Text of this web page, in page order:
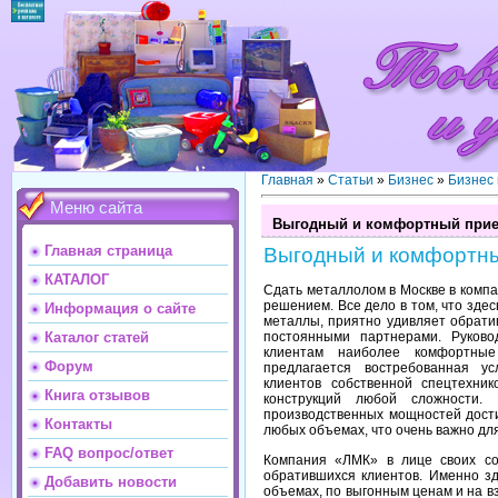
Меню сайта
Главная страница
КАТАЛОГ
Информация о сайте
Каталог статей
Форум
Книга отзывов
Контакты
FAQ вопрос/ответ
Добавить новости
Главная » Статьи » Бизнес »
Выгодный и комфортный
Выгодный и
Сдать металлолом в Москве в
решением. Все дело в том, что
металлы, приятно удивляет
постоянными партнерами.
клиентам наиболее
предлагается востребованная
клиентов собственной
конструкций любой
производственных мощностей
любых объемах, что очень важно
Компания «ЛМК» в лице своих
обратившихся клиентов. Именно
объемах, по выгонным ценам и на